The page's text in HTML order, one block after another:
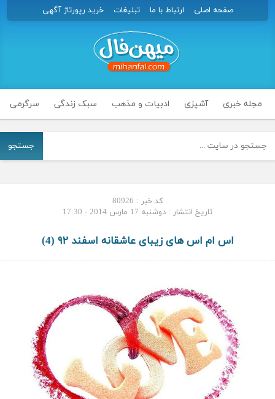
صفحه اصلی ارتباط با ما تبلیغات خرید رپورتاژ آگهی
مجله خبری آشپزی ادبیات و مذهب سبک زندگی سرگرمی
جستجو
کد خبر : 80926
تاریخ انتشار : دوشنبه 17 مارس 2014 - 17:30
اس ام اس های زیبای عاشقانه اسفند ۹۲ (4)